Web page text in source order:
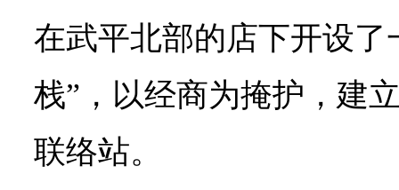
在武平北部的店下开设
栈”，以经商为掩护，建
联络站。